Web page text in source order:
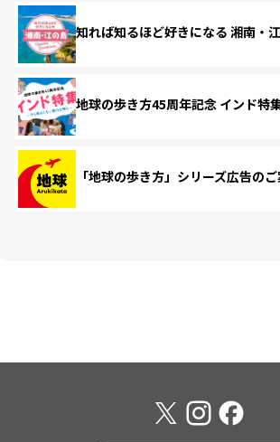
知れば知るほど好きになる 湘南・
地球の歩き方45周年記念 インド特
「地球の歩き方」シリーズ広告の